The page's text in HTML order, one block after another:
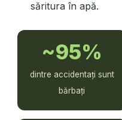
săritura în apă.
~95%
dintre accidentați sunt
bărbați